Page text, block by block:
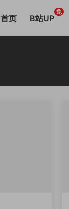
首页 B站UP
免